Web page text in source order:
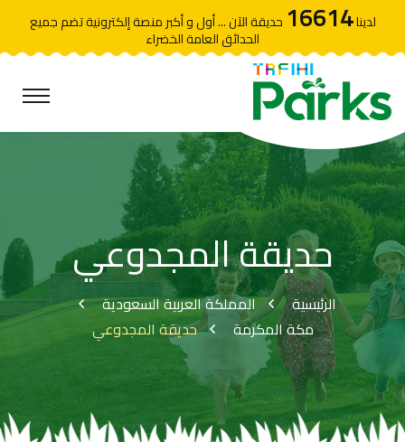
لدينا16614 حديقة الآن ... أول و أكبر منصة إلكترونية تضم جميع
الحدائق العامة الخضراء
حديقة المجدوعي
الرئيسية
المملكة العربية السعودية
مكة المكرمة
حديقة المجدوعي